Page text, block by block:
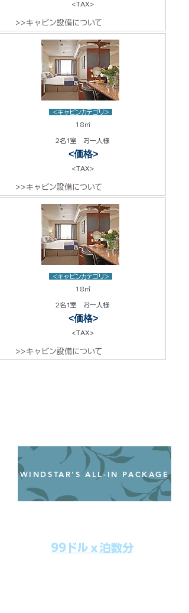
<TAX>
>>キャビン設備について
<キャビンカテゴリ>
18㎡
2名1室 お一人様
<価格>
<TAX>
>>キャビン設備について
<キャビンカテゴリ>
18㎡
2名1室 お一人様
<価格>
<TAX>
>>キャビン設備について
WINDSTAR’S ALL-IN PACKAGE
99ドルｘ泊数分